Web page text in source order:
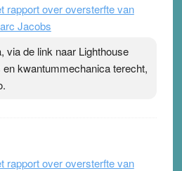
rapport over oversterfte van
Jacobs
via de link naar Lighthouse
kwantummechanica terecht,
rapport over oversterfte van